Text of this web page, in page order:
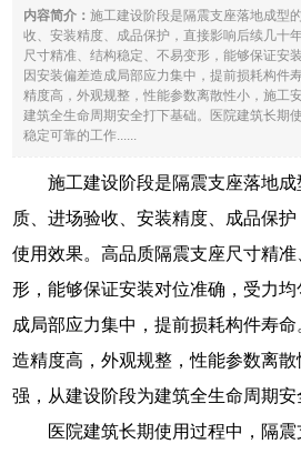
内容简介：施工建设阶段是隔震支座落地成型
收、安装精度、成品保护，直接影响后续几十
尺寸精准、结构稳定、不易变形，能够保证安
因安装偏差造成局部应力集中，提前损耗构件
精度高，外观规整，性能参数离散性小，施工
建筑全生命周期安全打下基础。医院建筑长期
稳定可靠的工作......
施工建设阶段是隔震支座落地
质、进场验收、安装精度、成品保
使用效果。高品质隔震支座尺寸精
形，能够保证安装对位准确，受力
成局部应力集中，提前损耗构件寿
造精度高，外观规整，性能参数离
强，从建设阶段为建筑全生命周期安
医院建筑长期使用过程中，隔